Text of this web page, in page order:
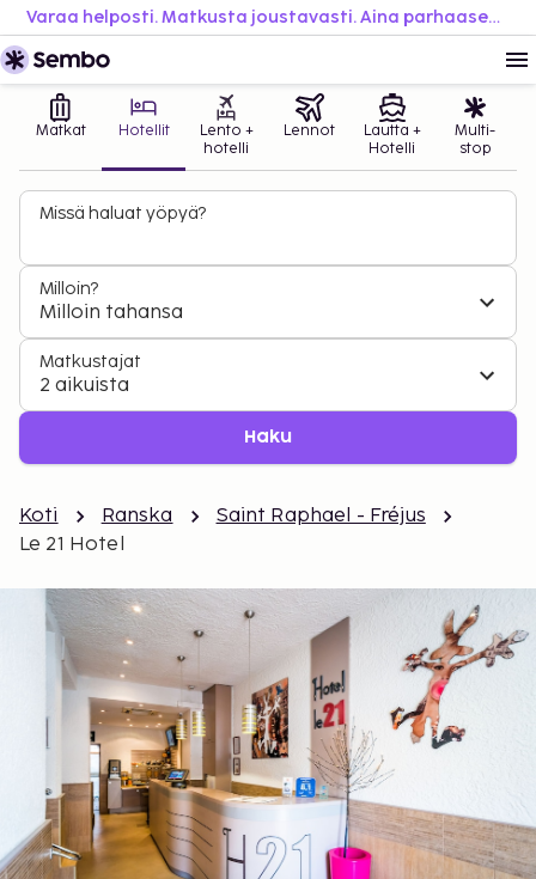
Varaa helposti. Matkusta joustavasti. Aina parhaaseen hintaan.
Matkat Hotellit
Lento +
hotelli
Lennot
Lautta +
Hotelli
Multi-
stop
Missä haluat yöpyä?
Milloin?
Milloin tahansa
Matkustajat
2 aikuista
Haku
Koti Ranska
Saint Raphael - Fréjus
Le 21 Hotel